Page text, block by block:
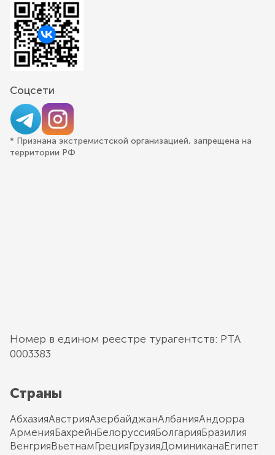
Соцсети
* Признана экстремистской организацией, запрещена на
территории РФ
Номер в едином реестре турагентств: РТА
0003383
Страны
АбхазияАвстрияАзербайджанАлбанияАндорра
АрменияБахрейнБелоруссияБолгарияБразилия
ВенгрияВьетнамГрецияГрузияДоминиканаЕгипет